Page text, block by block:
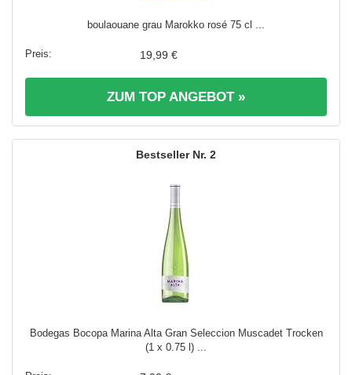
boulaouane grau Marokko rosé 75 cl ...
19,99 €
ZUM TOP ANGEBOT »
2
Bodegas Bocopa Marina Alta Gran Seleccion Muscadet Trocken
(1 x 0.75 l) ...